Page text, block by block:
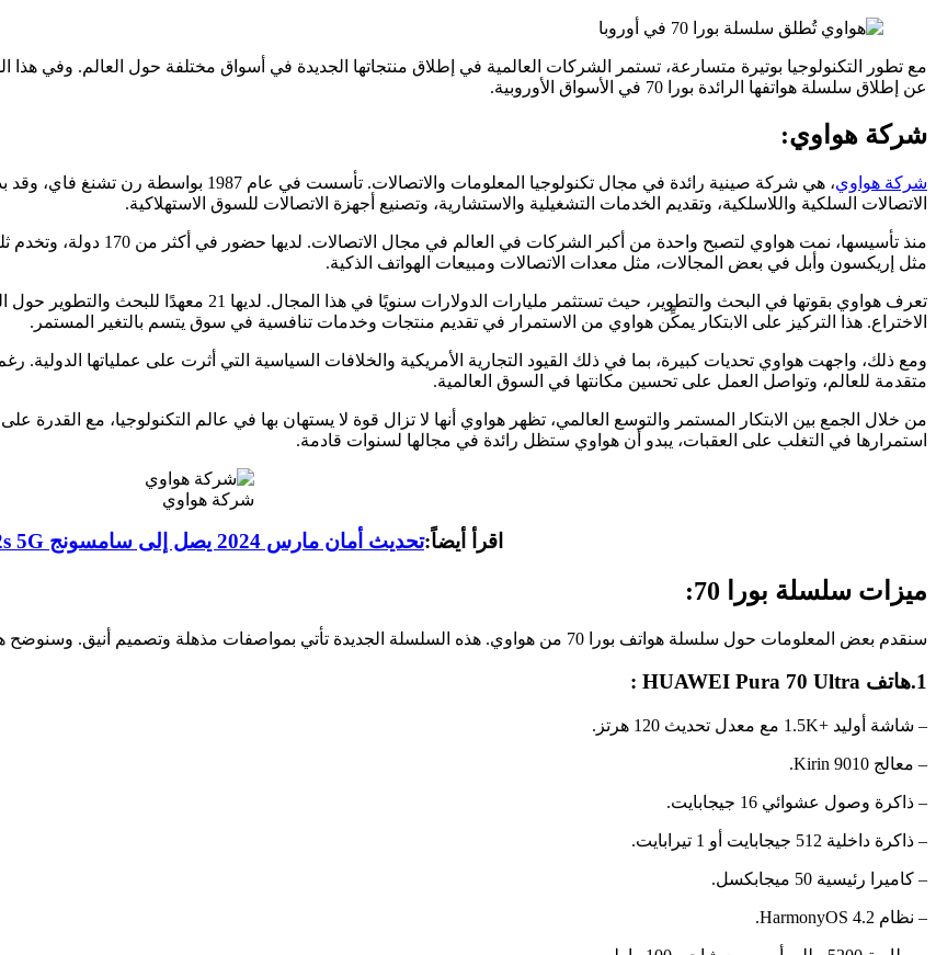
مع تطور التكنولوجيا بوتيرة متسارعة، تستمر الشركات العالمية في إطلاق منتجاتها الجديدة في أسواق مختلفة حول العالم. وفي هذا
عن إطلاق سلسلة هواتفها الرائدة بورا 70 في الأسواق الأوروبية.
شركة هواوي:
شركة هواوي
، هي شركة صينية رائدة في مجال تكنولوجيا
الاتصالات السلكية واللاسلكية، وتقديم الخدمات التشغيلية والاستشارية، وتصنيع أجهزة الاتصالات للسوق الاستهلاكية.
منذ تأسيسها، نمت هواوي
مثل إريكسون وأبل في بعض المجالات، مثل معدات الاتصالات ومبيعات الهواتف الذكية.
تعرف هواوي بقوتها في البحث والتطوير، حيث تستثمر
الاختراع. هذا التركيز على الابتكار يمكِّن هواوي من الاستمرار في تقديم منتجات وخدمات تنافسية في سوق يتسم بالتغير المستمر.
ومع ذلك، واجهت هواوي تحديات كبيرة، بما في ذلك القيود التجارية الأمريكية والخلافات السياسية التي أثرت على عملياتها الدولية.
متقدمة للعالم، وتواصل العمل على تحسين مكانتها في السوق العالمية.
من خلال الجمع بين الابتكار المستمر والتوسع العالمي، تظهر هواوي أنها لا تزال قوة لا يستهان بها في عالم التكنولوجيا، مع القدرة
استمرارها في التغلب على العقبات، يبدو أن هواوي ستظل رائدة في مجالها لسنوات قادمة.
شركة هواوي
اقرأ أيضاً:تحديث أمان مارس 2024 يصل إلى سامسونج Galaxy A52s 5G
ميزات سلسلة بورا 70:
سنقدم بعض المعلومات حول سلسلة هواتف بورا 70 من هواوي. هذه السلسلة الجديدة تأتي بمواصفات مذهلة وتصميم أنيق. وسنوضح هنا بعض التفاصيل:
1.هاتف HUAWEI Pura 70 Ultra :
– شاشة أوليد +1.5K مع معدل تحديث 120 هرتز.
– معالج Kirin 9010.
– ذاكرة وصول عشوائي 16 جيجابايت.
– ذاكرة داخلية 512 جيجابايت أو 1 تيرابايت.
– كاميرا رئيسية 50 ميجابكسل.
– نظام HarmonyOS 4.2.